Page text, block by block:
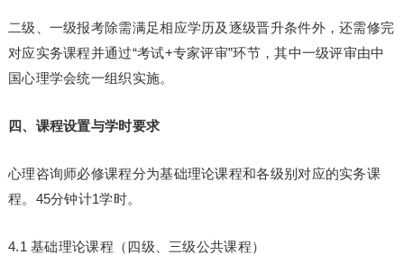
二级、一级报考除需满足相应学历及逐级晋升条件外，还需修完
对应实务课程并通过“考试+专家评审”环节，其中一级评审由中
国心理学会统一组织实施。
四、课程设置与学时要求
心理咨询师必修课程分为基础理论课程和各级别对应的实务课
程。45分钟计1学时。
4.1 基础理论课程（四级、三级公共课程）